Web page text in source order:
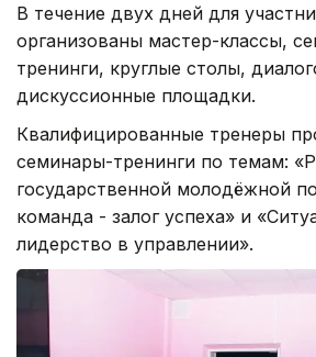
В течение двух дней для
организованы мастер-классы,
тренинги, круглые столы,
дискуссионные площадки.
Квалифицированные тренеры
семинары-тренинги по темам:
государственной молодёжной
команда - залог успеха» и
лидерство в управлении».